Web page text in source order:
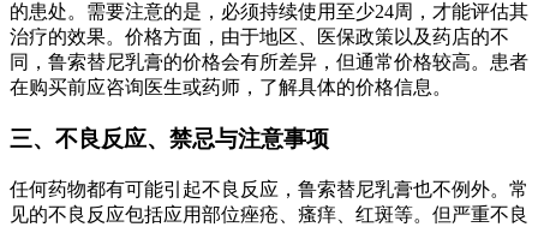
的患处。需要注意的是，必须持续使用至少24周，才能评估其
治疗的效果。价格方面，由于地区、医保政策以及药店的不
同，鲁索替尼乳膏的价格会有所差异，但通常价格较高。患者
在购买前应咨询医生或药师，了解具体的价格信息。
三、不良反应、禁忌与注意事项
任何药物都有可能引起不良反应，鲁索替尼乳膏也不例外。常
见的不良反应包括应用部位痤疮、瘙痒、红斑等。但严重不良